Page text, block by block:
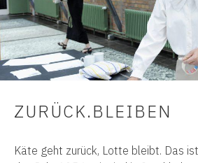
ZURÜCK.BLEIBEN
Käte geht zurück, Lotte bleibt. Das